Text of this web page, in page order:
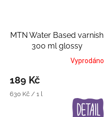
MTN Water Based varnish
300 ml glossy
Transparentní lakVyprodáno
189 Kč
Měrná
630 Kč / 1 l